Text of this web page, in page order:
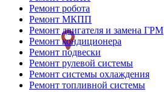
Ремонт
слева
Ремонт робота
Ремонт МКПП
Ремонт двигателя и замена ГРМ
Ремонт кондиционера
Ремонт подвески
Ремонт рулевой системы
Ремонт системы охлаждения
Ремонт топливной системы